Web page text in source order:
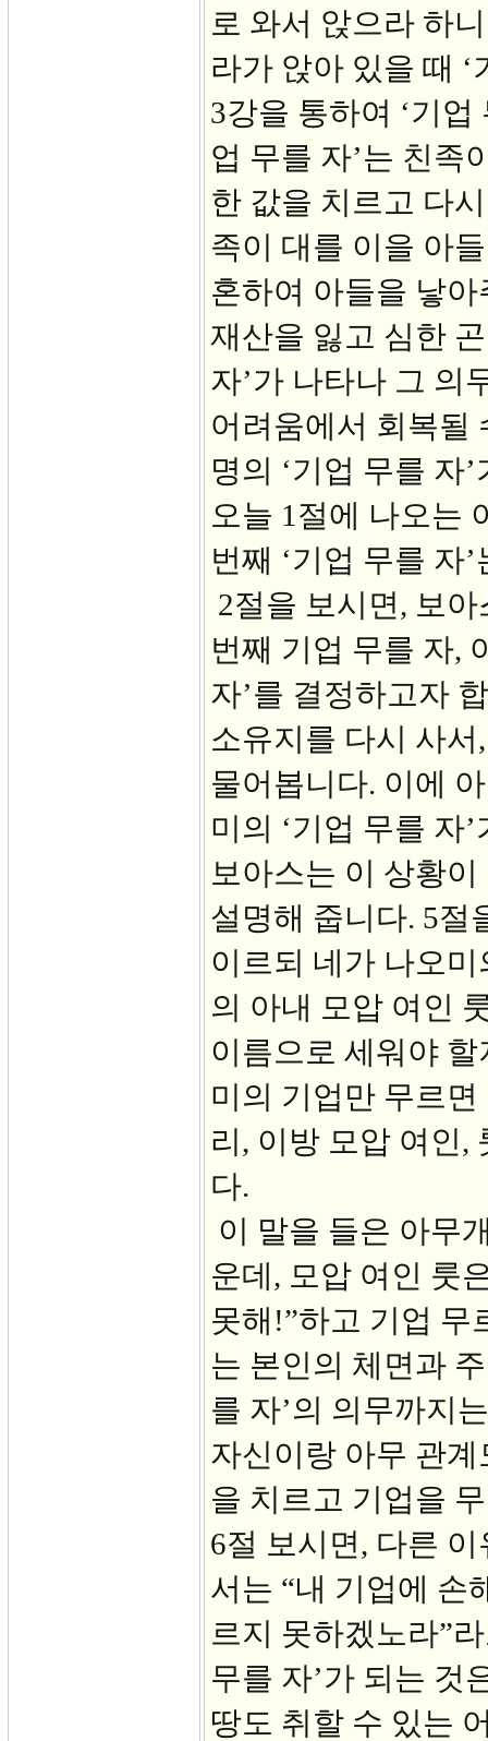
로 와서 앉으라 하
라가 앉아 있을 때
3강을 통하여 ‘기업
업 무를 자’는 친족
한 값을 치르고 다
족이 대를 이을 아
혼하여 아들을 낳
재산을 잃고 심한
자’가 나타나 그 의
어려움에서 회복될
명의 ‘기업 무를 자
오늘 1절에 나오는
번째 ‘기업 무를 자
2절을 보시면, 보
번째 기업 무를 자,
자’를 결정하고자
소유지를 다시 사
물어봅니다. 이에
미의 ‘기업 무를 자
보아스는 이 상황
설명해 줍니다. 5절
이르되 네가 나오
의 아내 모압 여인
이름으로 세워야
미의 기업만 무르
리, 이방 모압 여인,
다.
이 말을 들은 아무
운데, 모압 여인 룻
못해!”하고 기업 무
는 본인의 체면과
를 자’의 의무까지
자신이랑 아무 관
을 치르고 기업을
6절 보시면, 다른
서는 “내 기업에 손
르지 못하겠노라”
무를 자’가 되는 것
땅도 취할 수 있는